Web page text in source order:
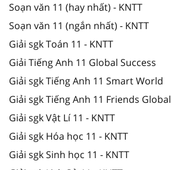
Soạn văn 11 (hay nhất) - KNTT
Soạn văn 11 (ngắn nhất) - KNTT
Giải sgk Toán 11 - KNTT
Giải Tiếng Anh 11 Global Success
Giải sgk Tiếng Anh 11 Smart World
Giải sgk Tiếng Anh 11 Friends Global
Giải sgk Vật Lí 11 - KNTT
Giải sgk Hóa học 11 - KNTT
Giải sgk Sinh học 11 - KNTT